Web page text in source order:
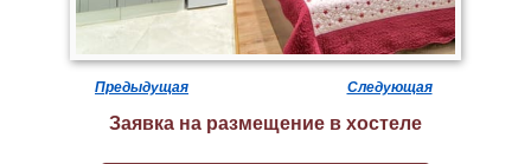
Предыдущая Следующая
Заявка на размещение в хостеле